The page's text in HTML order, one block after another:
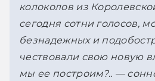
колоколов из
сегодня сотни голосов,
безнадежных и
чествовали свою новую
мы ее построим?.. —